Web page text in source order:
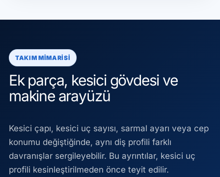
TAKIM MIMARISI
Ek parça, kesici gövdesi ve
makine arayüzü
Kesici çapı, kesici uç sayısı, sarmal ayarı veya cep
konumu değiştiğinde, aynı diş profili farklı
davranışlar sergileyebilir. Bu ayrıntılar, kesici uç
profili kesinleştirilmeden önce teyit edilir.